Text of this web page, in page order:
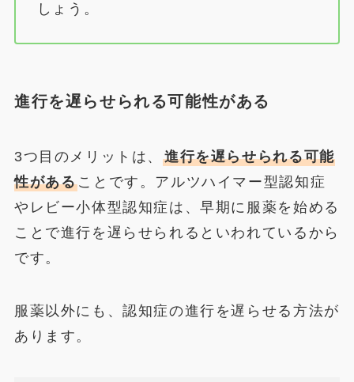
しょう。
進行を遅らせられる可能性がある
3つ目のメリットは、進行を遅らせられる可能
性があることです。アルツハイマー型認知症
やレビー小体型認知症は、早期に服薬を始める
ことで進行を遅らせられるといわれているから
です。
服薬以外にも、認知症の進行を遅らせる方法が
あります。